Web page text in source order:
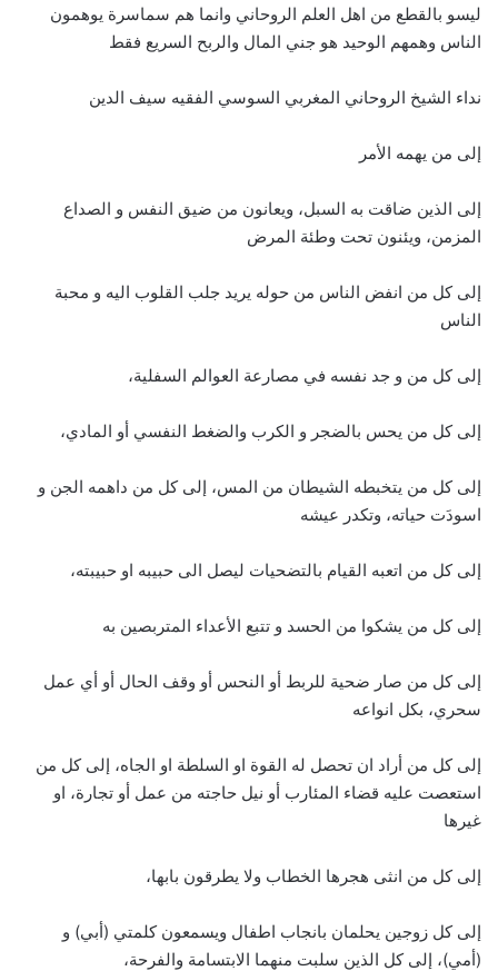
ليسو بالقطع من اهل العلم الروحاني وانما هم سماسرة يوهمون
الناس وهمهم الوحيد هو جني المال والربح السريع فقط
نداء الشيخ الروحاني المغربي السوسي الفقيه سيف الدين
إلى من يهمه الأمر
إلى الذين ضاقت به السبل، ويعانون من ضيق النفس و الصداع
المزمن، ويئنون تحت وطئة المرض
إلى كل من انفض الناس من حوله يريد جلب القلوب اليه و محبة
الناس
إلى كل من و جد نفسه في مصارعة العوالم السفلية،
إلى كل من يحس بالضجر و الكرب والضغط النفسي أو المادي،
إلى كل من يتخبطه الشيطان من المس، إلى كل من داهمه الجن و
اسودَت حياته، وتكدر عيشه
إلى كل من اتعبه القيام بالتضحيات ليصل الى حبيبه او حبيبته،
إلى كل من يشكوا من الحسد و تتبع الأعداء المتربصين به
إلى كل من صار ضحية للربط أو النحس أو وقف الحال أو أي عمل
سحري، بكل انواعه
إلى كل من أراد ان تحصل له القوة او السلطة او الجاه، إلى كل من
استعصت عليه قضاء المئارب أو نيل حاجته من عمل أو تجارة، او
غيرها
إلى كل من انثى هجرها الخطاب ولا يطرقون بابها،
إلى كل زوجين يحلمان بانجاب اطفال ويسمعون كلمتي (أبي) و
(أمي)، إلى كل الذين سلبت منهما الابتسامة والفرحة،